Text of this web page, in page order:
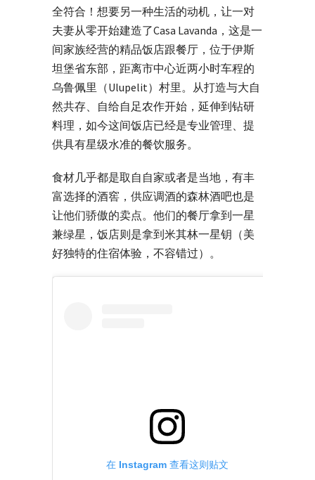
全符合！想要另一种生活的动机，让一对
夫妻从零开始建造了Casa Lavanda，这是一
间家族经营的精品饭店跟餐厅，位于伊斯
坦堡省东部，距离市中心近两小时车程的
乌鲁佩里（Ulupelit）村里。从打造与大自
然共存、自给自足农作开始，延伸到钻研
料理，如今这间饭店已经是专业管理、提
供具有星级水准的餐饮服务。
食材几乎都是取自自家或者是当地，有丰
富选择的酒窖，供应调酒的森林酒吧也是
让他们骄傲的卖点。他们的餐厅拿到一星
兼绿星，饭店则是拿到米其林一星钥（美
好独特的住宿体验，不容错过）。
在 Instagram 查看这则贴文